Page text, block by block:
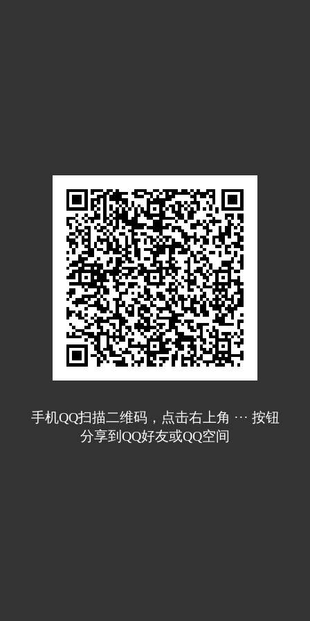
手机QQ扫描二维码，点击右上角 ··· 按钮
分享到QQ好友或QQ空间